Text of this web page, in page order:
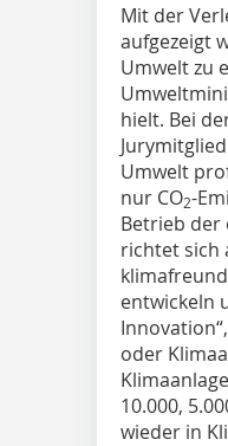
Mit der
aufgezeigt
Umwelt zu
hielt. Bei
Umwelt
nur CO2-
Betrieb der
richtet sich
entwickeln
oder
10.000,
wieder in